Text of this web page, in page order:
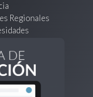
Regionales